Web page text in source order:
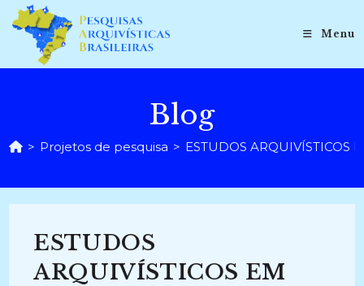
para
conteúdo
Menu
Blog
> Projetos de pesquisa > ESTUDOS ARQUIVÍSTICOS
ESTUDOS
ARQUIVÍSTICOS EM